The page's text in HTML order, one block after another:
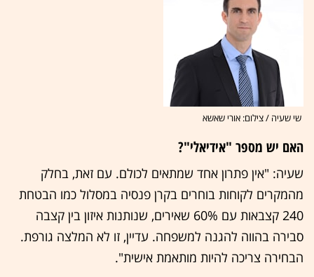
שי שעיה / צילום: אורי שאשא
האם יש מספר "אידיאלי"?
שעיה: "אין פתרון אחד שמתאים לכולם. עם זאת, בחלק
מהמקרים לקוחות בוחרים בקרן פנסיה במסלול כמו הבטחת
240 קצבאות עם 60% שאירים, שנותנות איזון בין קצבה
סבירה בהווה להגנה למשפחה. עדיין, זו לא המלצה גורפת.
הבחירה צריכה להיות מותאמת אישית".